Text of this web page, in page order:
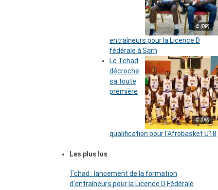
© (DR)
entraîneurs pour la Licence D
fédérale à Sarh
© (DR)
Le Tchad
décroche
sa toute
première
qualification pour l’Afrobasket U18
Les plus lus
Tchad : lancement de la formation
d’entraîneurs pour la Licence D Fédérale